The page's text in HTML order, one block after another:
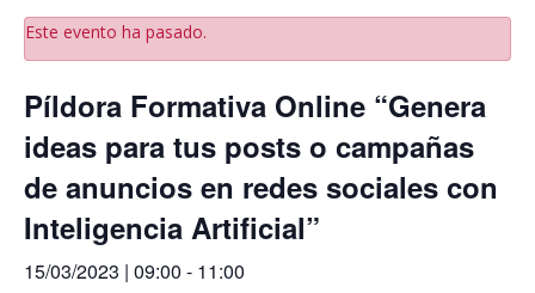
Este evento ha pasado.
Píldora Formativa Online “Genera
ideas para tus posts o campañas
de anuncios en redes sociales con
Inteligencia Artificial”
15/03/2023 | 09:00 - 11:00